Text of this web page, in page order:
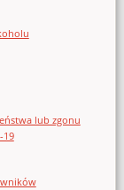
lub zgonu
19